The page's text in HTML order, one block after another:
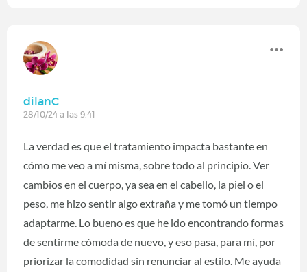
dilanC
28/10/24 a las 9:41
La verdad es que el tratamiento impacta bastante en
cómo me veo a mí misma, sobre todo al principio. Ver
cambios en el cuerpo, ya sea en el cabello, la piel o el
peso, me hizo sentir algo extraña y me tomó un tiempo
adaptarme. Lo bueno es que he ido encontrando formas
de sentirme cómoda de nuevo, y eso pasa, para mí, por
priorizar la comodidad sin renunciar al estilo. Me ayuda